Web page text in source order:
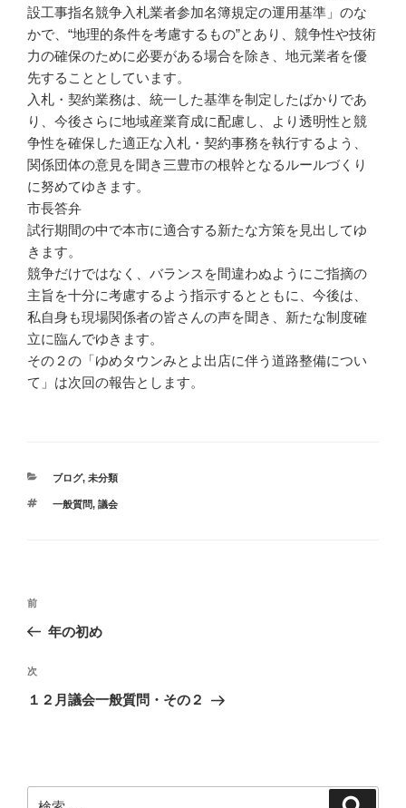
設工事指名競争入札業者参加名簿規定の運用基準」のな
かで、“地理的条件を考慮するもの”とあり、競争性や技術
力の確保のために必要がある場合を除き、地元業者を優
先することとしています。
入札・契約業務は、統一した基準を制定したばかりであ
り、今後さらに地域産業育成に配慮し、より透明性と競
争性を確保した適正な入札・契約事務を執行するよう、
関係団体の意見を聞き三豊市の根幹となるルールづくり
に努めてゆきます。
市長答弁
試行期間の中で本市に適合する新たな方策を見出してゆ
きます。
競争だけではなく、バランスを間違わぬようにご指摘の
主旨を十分に考慮するよう指示するとともに、今後は、
私自身も現場関係者の皆さんの声を聞き、新たな制度確
立に臨んでゆきます。
その２の「ゆめタウンみとよ出店に伴う道路整備につい
て」は次回の報告とします。
カ
ブログ, 未分類
タ
一般質問, 議会
投
ビ
ゲ
ン
過
去
投
稿
前
年の初め
次
の
次
１２月議会一般質問・その２
検